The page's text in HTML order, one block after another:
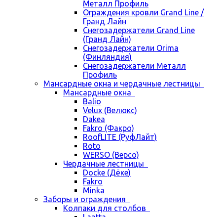
Металл Профиль
Ограждения кровли Grand Line /
Гранд Лайн
Снегозадержатели Grand Line
(Гранд Лайн)
Снегозадержатели Orima
(Финляндия)
Снегозадержатели Металл
Профиль
Мансардные окна и чердачные лестницы
Мансардные окна
Balio
Velux (Велюкс)
Dakea
Fakro (Факро)
RoofLITE (РуфЛайт)
Roto
WERSO (Версо)
Чердачные лестницы
Docke (Дёке)
Fakro
Minka
Заборы и ограждения
Колпаки для столбов